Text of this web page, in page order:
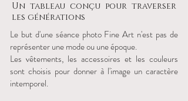
Un tableau conçu pour traverser
les générations
Le but d'une séance photo Fine Art n'est pas de
représenter une mode ou une époque.
Les vêtements, les accessoires et les couleurs
sont choisis pour donner à l'image un caractère
intemporel.